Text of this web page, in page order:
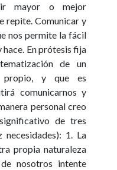
mayor o mejor
repite. Comunicar y
nos permite la fácil
hace. En prótesis fija
de un
propio, y que es
comunicarnos y
personal creo
de tres
1. La
propia naturaleza
nosotros intente